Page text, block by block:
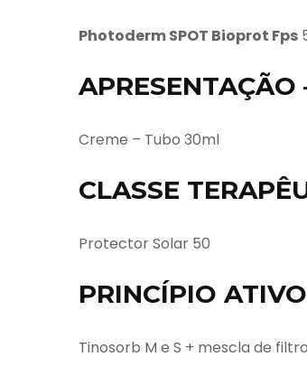
Photoderm SPOT Bioprot Fps
Creme – Tubo 30ml
CLASSE
Protector Solar 50
PRINCÍPIO
Tinosorb M e S + mescla de